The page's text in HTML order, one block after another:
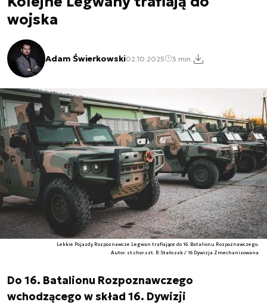
wojska
Adam Świerkowski02.10.2025 3 min.
Lekkie Pojazdy Rozpoznawcze Legwan trafiające do 16. Batalionu Rozpoznawczego.
Autor. st.chor.szt. R.Stańczak / 16 Dywizja Zmechanizowana
Do 16. Batalionu Rozpoznawczego
wchodzącego w skład 16. Dywizji